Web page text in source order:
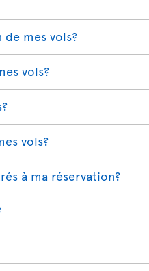
mes vols?
vols?
vols?
à ma réservation?